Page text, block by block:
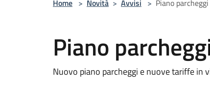
Home > Novità > Avvisi > Piano
Piano
Nuovo piano parcheggi e nuove tariffe in